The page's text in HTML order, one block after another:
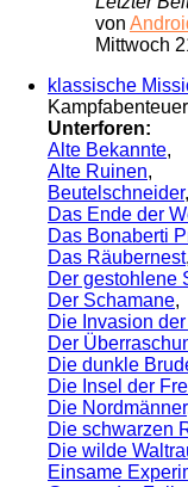
von
Mittwoch
klassische
Kampfabenteuer
Unterforen:
Alte Bekannte,
Alte Ruinen,
Beutelschneider,
Das Ende der
Das Bonaberti
Das Räubernest,
Der gestohlene
Der Schamane,
Die Invasion
Der
Die dunkle
Die Insel der
Die Nordmänner
Die schwarzen
Die wilde
Einsame